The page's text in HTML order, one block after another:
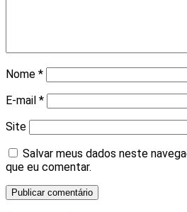
Nome *
E-mail *
Site
Salvar meus dados neste
que eu comentar.